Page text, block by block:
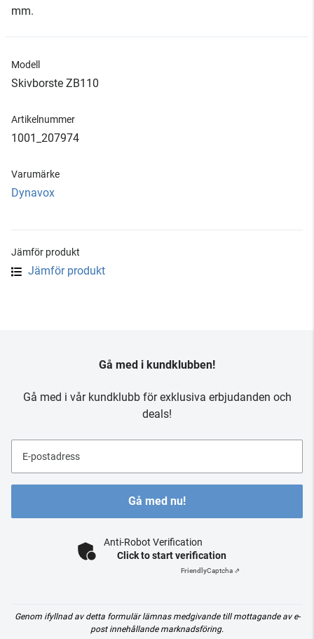
mm.
Modell
Skivborste ZB110
Artikelnummer
1001_207974
Varumärke
Dynavox
Jämför produkt
Jämför produkt
Gå med i kundklubben!
Gå med i vår kundklubb för exklusiva erbjudanden och
deals!
E-postadress
Gå med nu!
Anti-Robot Verification
Click to start verification
FriendlyCaptcha ⇗
Genom ifyllnad av detta formulär lämnas medgivande till mottagande av e-
post innehållande marknadsföring.